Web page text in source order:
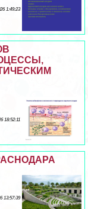
1:49:23
18:52:11
13:57:39